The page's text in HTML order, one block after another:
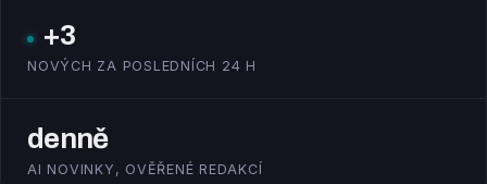
+3
NOVÝCH ZA POSLEDNÍCH 24 H
denně
AI NOVINKY, OVĚŘENÉ REDAKCÍ